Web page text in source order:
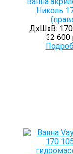
Николь
ДхШхВ:
32 600